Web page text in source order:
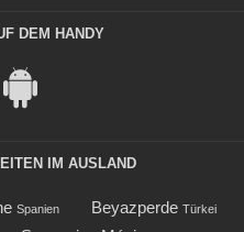
DEM HANDY
IM AUSLAND
Spanien Beyazperde Türkei